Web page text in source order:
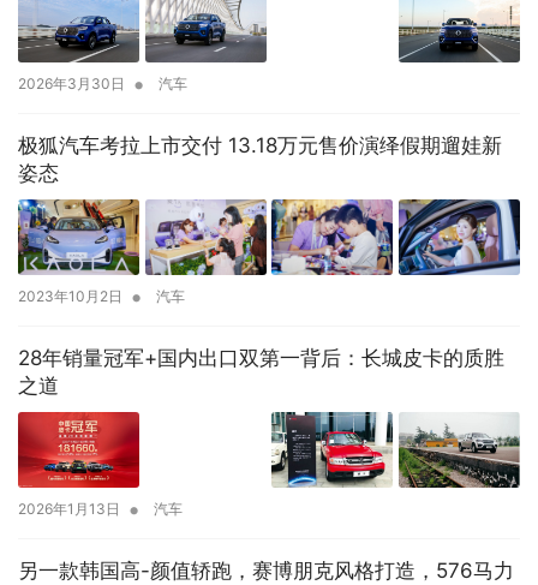
2026年3月30日 • 汽车
极狐汽车考拉上市交付 13.18万元售价演绎假期遛娃新
姿态
2023年10月2日 • 汽车
28年销量冠军+国内出口双第一背后：长城皮卡的质胜
之道
2026年1月13日 • 汽车
另一款韩国高-颜值轿跑，赛博朋克风格打造，576马力